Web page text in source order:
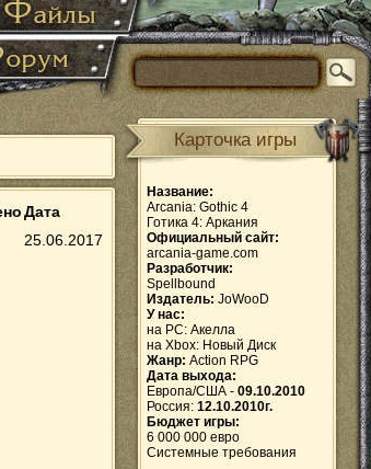
Дата
25.06.2017
Карточка игры
Название:
Arcania: Gothic 4
Готика 4: Аркания
Официальный сайт:
arcania-game.com
Разработчик:
Spellbound
Издатель: JoWooD
У нас:
на PC: Акелла
на Xbox: Новый Диск
Жанр: Action RPG
Дата выхода:
Европа/США - 09.10.2010
Россия: 12.10.2010г.
Бюджет игры:
6 000 000 евро
Системные требования